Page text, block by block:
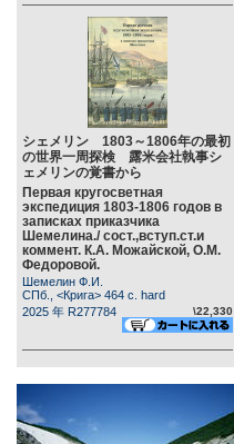
シェメリン 1803～1806年の最初
の世界一周探検 露米会社執事シ
ェメリンの覚書から
Первая кругосветная
экспедиция 1803-1806 годов в
записках приказчика
Шемелина./ сост.,вступ.ст.и
коммент. К.А. Можайской, О.М.
Федоровой.
Шемелин Ф.И.
СПб., <Крига> 464 c. hard
2025 年 R277784
\22,330